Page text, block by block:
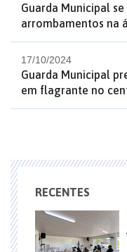
Guarda Municipal
arrombamentos na
17/10/2024
Guarda Municipal
em flagrante no
RECENTES